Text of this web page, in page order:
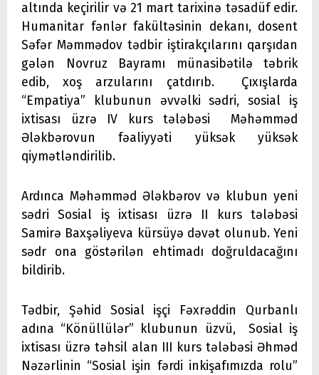
altında keçirilir və 21 mart tarixinə təsadüf edir.
Humanitar fənlər fakültəsinin dekanı, dosent
Səfər Məmmədov tədbir iştirakçılarını qarşıdan
gələn Novruz Bayramı münasibətilə təbrik
edib, xoş arzularını çatdırıb. Çıxışlarda
“Empatiya” klubunun əvvəlki sədri, sosial iş
ixtisası üzrə IV kurs tələbəsi Məhəmməd
Ələkbərovun fəaliyyəti yüksək yüksək
qiymətləndirilib.
Ardınca Məhəmməd Ələkbərov və klubun yeni
sədri Sosial iş ixtisası üzrə II kurs tələbəsi
Samirə Baxşəliyeva kürsüyə dəvət olunub. Yeni
sədr ona göstərilən ehtimadı doğruldacağını
bildirib.
Tədbir, Şəhid Sosial işçi Fəxrəddin Qurbanlı
adına “Könüllülər” klubunun üzvü, Sosial iş
ixtisası üzrə təhsil alan III kurs tələbəsi Əhməd
Nəzərlinin “Sosial işin fərdi inkişafımızda rolu”